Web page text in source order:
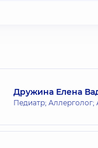
Дружина Елена
Педиатр; Аллерголог;